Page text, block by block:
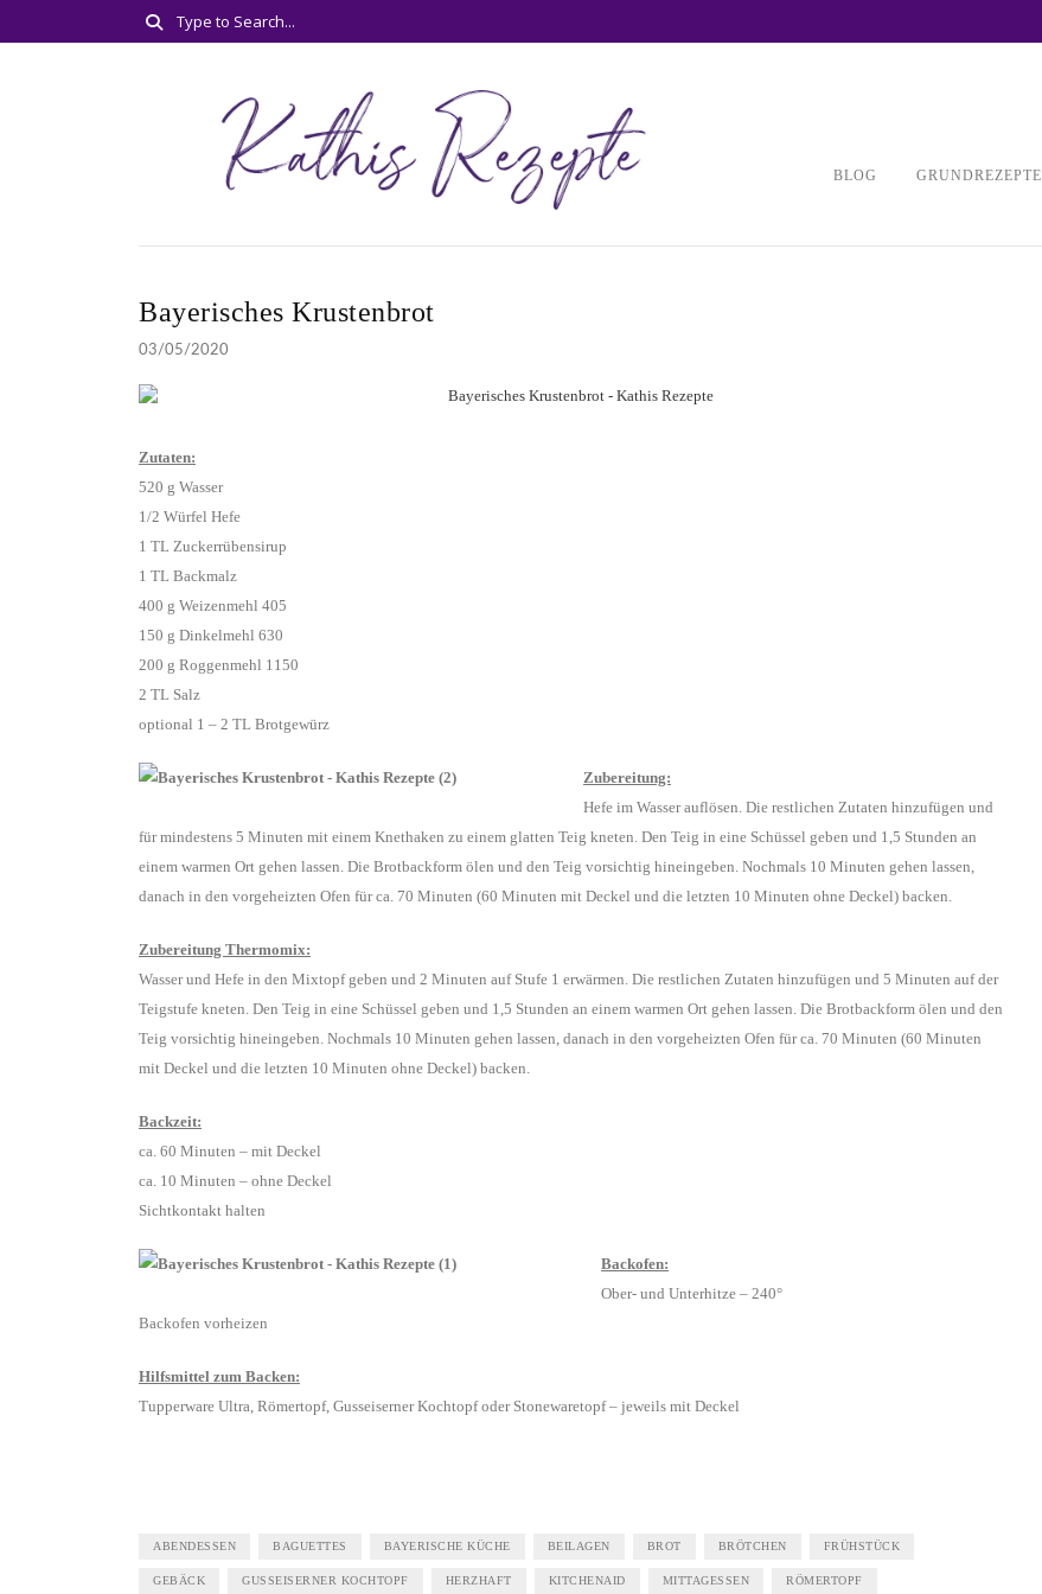
BLOG GRUNDREZEPTE
Bayerisches Krustenbrot
03/05/2020
Zutaten:
520 g Wasser
1/2 Würfel Hefe
1 TL Zuckerrübensirup
1 TL Backmalz
400 g Weizenmehl 405
150 g Dinkelmehl 630
200 g Roggenmehl 1150
2 TL Salz
optional 1 – 2 TL Brotgewürz
Zubereitung:
Hefe im Wasser auflösen. Die restlichen Zutaten hinzufügen und
für mindestens 5 Minuten mit einem Knethaken zu einem glatten Teig kneten. Den Teig in eine Schüssel geben und 1,5 Stunden an
einem warmen Ort gehen lassen. Die Brotbackform ölen und den Teig vorsichtig hineingeben. Nochmals 10 Minuten gehen lassen,
danach in den vorgeheizten Ofen für ca. 70 Minuten (60 Minuten mit Deckel und die letzten 10 Minuten ohne Deckel) backen.
Zubereitung Thermomix:
Wasser und Hefe in den Mixtopf geben und 2 Minuten auf Stufe 1 erwärmen. Die restlichen Zutaten hinzufügen und 5 Minuten auf der
Teigstufe kneten. Den Teig in eine Schüssel geben und 1,5 Stunden an einem warmen Ort gehen lassen. Die Brotbackform ölen und den
Teig vorsichtig hineingeben. Nochmals 10 Minuten gehen lassen, danach in den vorgeheizten Ofen für ca. 70 Minuten (60 Minuten
mit Deckel und die letzten 10 Minuten ohne Deckel) backen.
Backzeit:
ca. 60 Minuten – mit Deckel
ca. 10 Minuten – ohne Deckel
Sichtkontakt halten
Backofen:
Ober- und Unterhitze – 240°
Backofen vorheizen
Hilfsmittel zum Backen:
Tupperware Ultra, Römertopf, Gusseiserner Kochtopf oder Stonewaretopf – jeweils mit Deckel
ABENDESSEN BAGUETTES BAYERISCHE KÜCHE BEILAGEN BROT BRÖTCHEN FRÜHSTÜCK
GEBÄCK GUSSEISERNER KOCHTOPF HERZHAFT KITCHENAID MITTAGESSEN RÖMERTOPF